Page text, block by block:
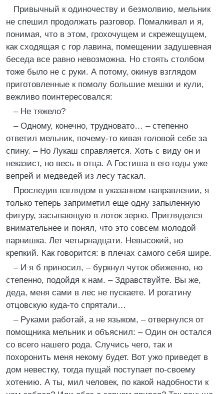
Привычный к одиночеству и безмолвию, мельник
не спешил продолжать разговор. Помалкивал и я,
понимая, что в этом, грохочущем и скрежещущем,
как сходящая с гор лавина, помещении задушевная
беседа все равно невозможна. Но стоять столбом
тоже было не с руки. А потому, окинув взглядом
приготовленные к помолу большие мешки и кули,
вежливо поинтересовался:
– Не тяжело?
– Одному, конечно, трудновато… – степенно
ответил мельник, почему-то кивая головой себе за
спину. – Но Лукаш справляется. Хоть с виду он и
неказист, но весь в отца. А Гостиша в его годы уже
вепрей и медведей из лесу таскал.
Проследив взглядом в указанном направлении, я
только теперь заприметил еще одну запыленную
фигуру, засыпающую в лоток зерно. Пригляделся
внимательнее и понял, что это совсем молодой
парнишка. Лет четырнадцати. Невысокий, но
крепкий. Как говорится: в плечах самого себя шире.
– И я б приносил, – буркнул чуток обиженно, но
степенно, подойдя к нам. – Здравствуйте. Вы же,
деда, меня сами в лес не пускаете. И рогатину
отцовскую куда-то спрятали…
– Руками работай, а не языком, – отвернулся от
помощника мельник и объяснил: – Один он остался
со всего нашего рода. Случись чего, так и
похоронить меня некому будет. Вот ужо приведет в
дом невестку, тогда пущай поступает по-своему
хотению. А ты, мил человек, по какой надобности к